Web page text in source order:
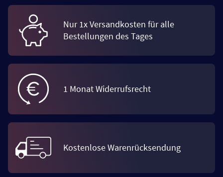
Nur 1x Versandkosten für alle
Bestellungen des Tages
1 Monat Widerrufsrecht
Kostenlose Warenrücksendung